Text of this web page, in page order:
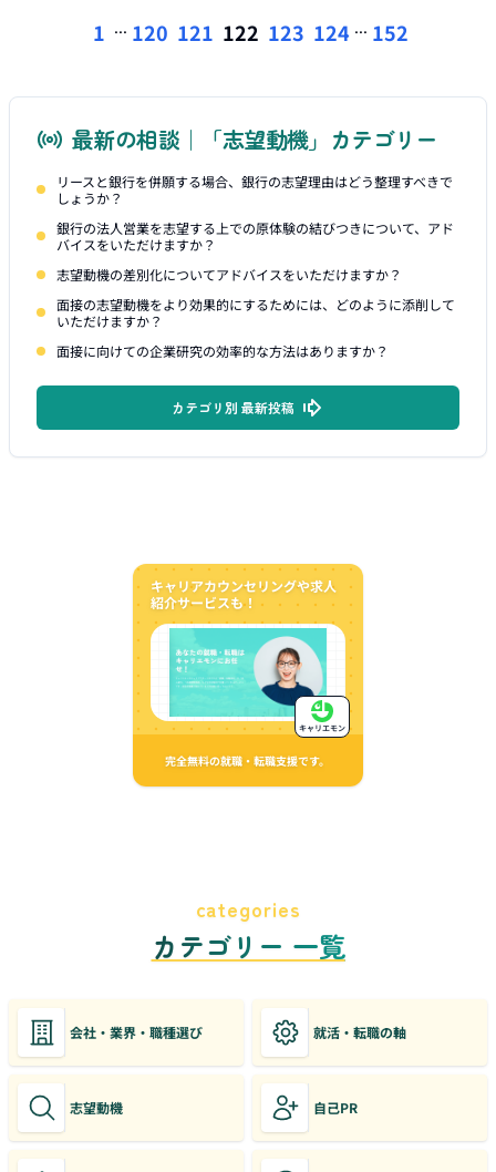
1 ... 120 121 122 123 124 ... 152
最新の相談｜「志望動機」カテゴリー
リースと銀行を併願する場合、銀行の志望理由はどう整理すべきで
しょうか？
銀行の法人営業を志望する上での原体験の結びつきについて、アド
バイスをいただけますか？
志望動機の差別化についてアドバイスをいただけますか？
面接の志望動機をより効果的にするためには、どのように添削して
いただけますか？
面接に向けての企業研究の効率的な方法はありますか？
カテゴリ別 最新投稿
キャリアカウンセリングや求人
紹介サービスも！
完全無料の就職・転職支援です。
キャリエモン
categories
カテゴリー 一覧
会社・業界・職種選び 就活・転職の軸
志望動機 自己PR